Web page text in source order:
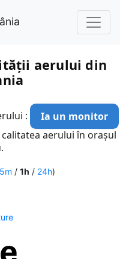
aerului din
:
Ia un monitor
aerului în orașul
/ 1h / 24h)